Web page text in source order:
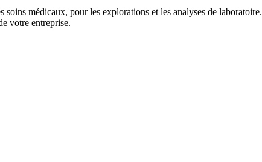
médicaux, pour les explorations et les analyses de laboratoire.
votre entreprise.